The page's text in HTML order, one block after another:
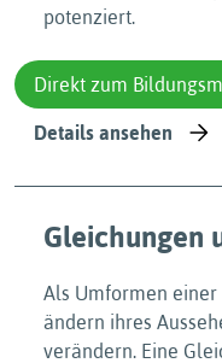
potenziert.
Direkt zum
Details ansehen
Gleichungen
Als Umformen
ändern ihres
verändern. Eine